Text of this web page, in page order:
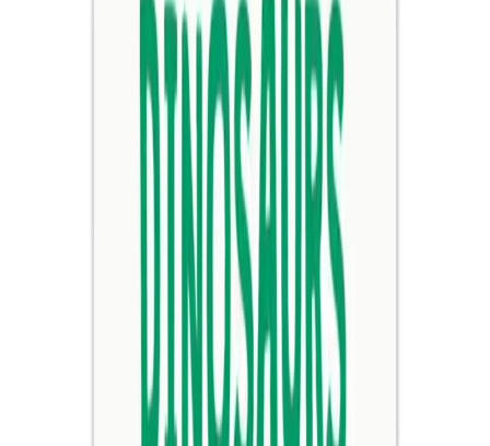
Entrend İnci Detaylı Pembe Kelebek Kostüm Seti
Çocuklar İçin Rüya Gibi Bir Seçenek
Entrend'in inci detaylı pembe kelebek kostüm seti, çocukların hayal
dünyasını canlandıran dayanıklı ve şık tasarımıyla etkinliklerde öne
Daha fazla bilgi edinin